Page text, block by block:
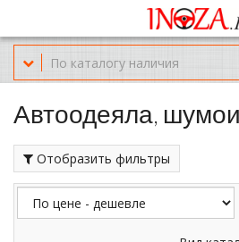
Офис обслуживания г.Краснодар (KRD)
Нож-мясо)
Автоодеяла,
Отобразить фильтры